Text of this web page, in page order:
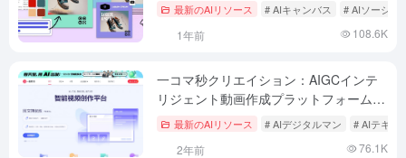
最新のAIリソース # AIキャンバス # AIソーシャ
1年前 108.6K
一コマ秒クリエイション：AIGCインテ
リジェント動画作成プラットフォーム、
コピーライターから動画＆AIデジタルマ
ンへ
最新のAIリソース # AIデジタルマン # AIテキス
2年前 76.1K